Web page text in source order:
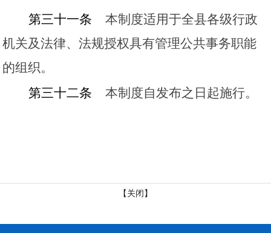
第三十一条
本制度适用于全县各级行政
机关及法律、法规授权具有管理公共事务职能
的组织。
第三十二条
本制度自发布之日起施行。
【关闭】